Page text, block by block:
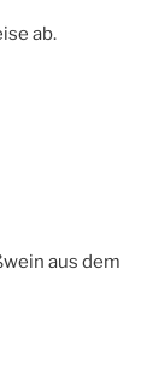
ab.
aus dem